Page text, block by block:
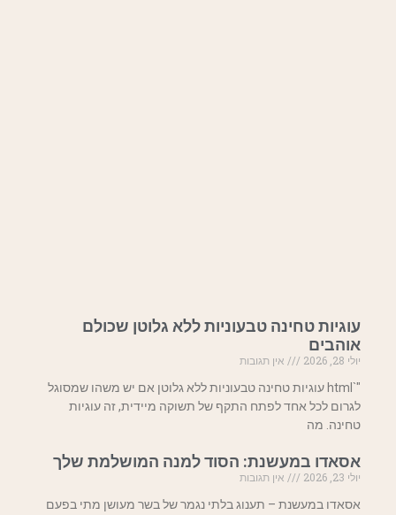
עוגיות טחינה טבעוניות ללא גלוטן שכולם
אוהבים
יולי 28, 2026
אין תגובות
"`html עוגיות טחינה טבעוניות ללא גלוטן אם יש משהו שמסוגל
לגרום לכל אחד לפתח התקף של תשוקה מיידית, זה עוגיות
טחינה. מה
אסאדו במעשנת: הסוד למנה המושלמת שלך
יולי 23, 2026
אין תגובות
אסאדו במעשנת – תענוג בלתי נגמר של בשר מעושן מתי בפעם